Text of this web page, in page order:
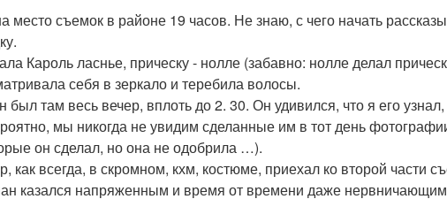
место съемок в районе 19 часов. Не знаю, с чего начать
Кароль ласнье, прическу - нолле (забавно: нолле делал
себя в зеркало и теребила волосы.
был там весь вечер, вплоть до 2. 30. Он удивился, что я его
мы никогда не увидим сделанные им в тот день
он сделал, но она не одобрила …).
как всегда, в скромном, кхм, костюме, приехал ко второй части
казался напряженным и время от времени даже